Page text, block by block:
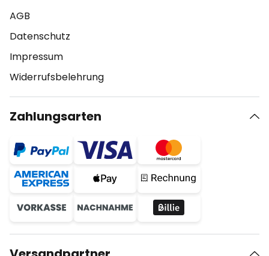
AGB
Datenschutz
Impressum
Widerrufsbelehrung
Zahlungsarten